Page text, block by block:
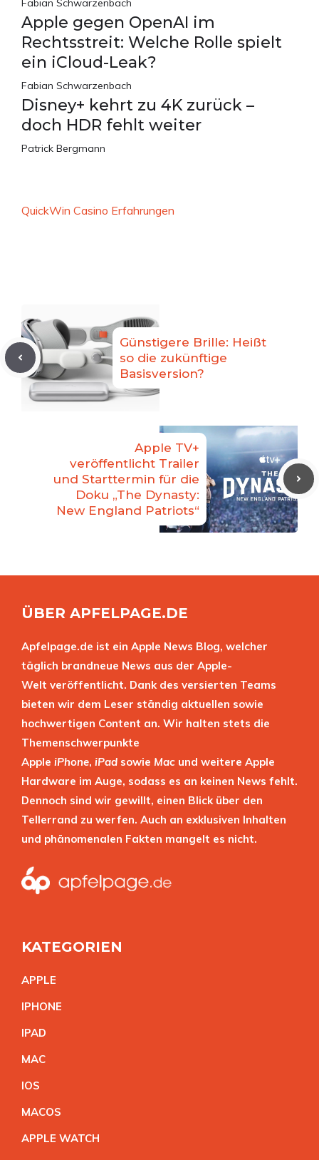
Fabian Schwarzenbach
Apple gegen OpenAI im
Rechtsstreit: Welche Rolle spielt
ein iCloud-Leak?
Fabian Schwarzenbach
Disney+ kehrt zu 4K zurück –
doch HDR fehlt weiter
Patrick Bergmann
QuickWin Casino Erfahrungen
Günstigere Brille: Heißt
so die zukünftige
Basisversion?
Apple TV+
veröffentlicht Trailer
und Starttermin für die
Doku „The Dynasty:
New England Patriots“
ÜBER APFELPAGE.DE
Apfelpage.de ist ein Apple News Blog, welcher
täglich brandneue News aus der Apple-
Welt veröffentlicht. Dank des versierten Teams
bieten wir dem Leser ständig aktuellen sowie
hochwertigen Content an. Wir halten stets die
Themenschwerpunkte
Apple iPhone, iPad sowie Mac und weitere Apple
Hardware im Auge, sodass es an keinen News fehlt.
Dennoch sind wir gewillt, einen Blick über den
Tellerrand zu werfen. Auch an exklusiven Inhalten
und phänomenalen Fakten mangelt es nicht.
KATEGORIEN
APPLE
IPHONE
IPAD
MAC
IOS
MACOS
APPLE WATCH